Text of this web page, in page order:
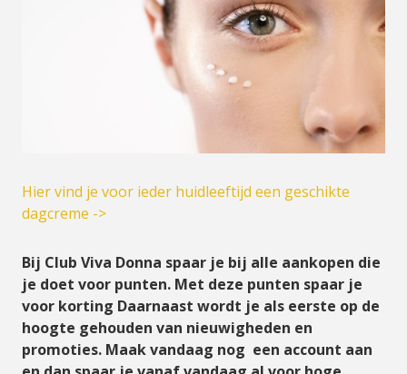
Hier vind je voor ieder huidleeftijd een geschikte
dagcreme ->
Bij Club Viva Donna spaar je bij alle aankopen die
je doet voor punten. Met deze punten spaar je
voor korting Daarnaast wordt je als eerste op de
hoogte gehouden van nieuwigheden en
promoties. Maak vandaag nog een account aan